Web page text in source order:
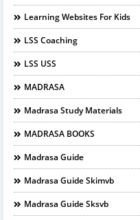
Learning Websites For Kids
LSS Coaching
LSS USS
MADRASA
Madrasa Study Materials
MADRASA BOOKS
Madrasa Guide
Madrasa Guide Skimvb
Madrasa Guide Sksvb